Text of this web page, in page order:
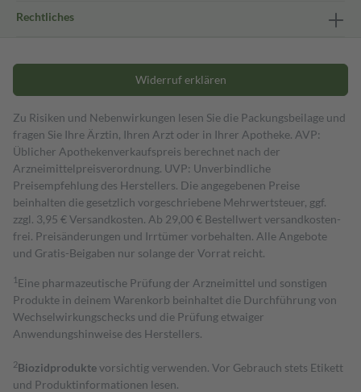
Rechtliches
Widerruf erklären
Zu Risiken und Nebenwirkungen lesen Sie die Packungsbeilage und
fragen Sie Ihre Ärztin, Ihren Arzt oder in Ihrer Apotheke. AVP:
Üblicher Apothekenverkaufspreis berechnet nach der
Arzneimittelpreisverordnung. UVP: Unverbindliche
Preisempfehlung des Herstellers. Die angegebenen Preise
beinhalten die gesetzlich vorgeschriebene Mehrwertsteuer, ggf.
zzgl. 3,95 € Versandkosten. Ab 29,00 € Bestell­wert versand­kosten­
frei. Preisänderungen und Irrtümer vorbehalten. Alle Angebote
und Gratis-Beigaben nur solange der Vorrat reicht.
1 Eine pharmazeutische Prüfung der Arzneimittel und sonstigen
Produkte in deinem Warenkorb beinhaltet die Durchführung von
Wechselwirkungschecks und die Prüfung etwaiger
Anwendungshinweise des Herstellers.
2Biozidproduktevorsichtig verwenden. Vor Gebrauch stets Etikett
und Produktinformationen lesen.